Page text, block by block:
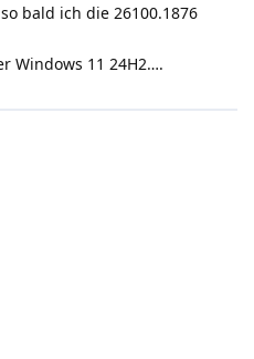
bald ich die 26100.1876
Windows 11 24H2….